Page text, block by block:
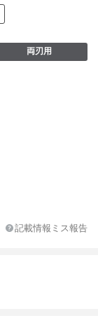
両刃用
記載情報ミス報告